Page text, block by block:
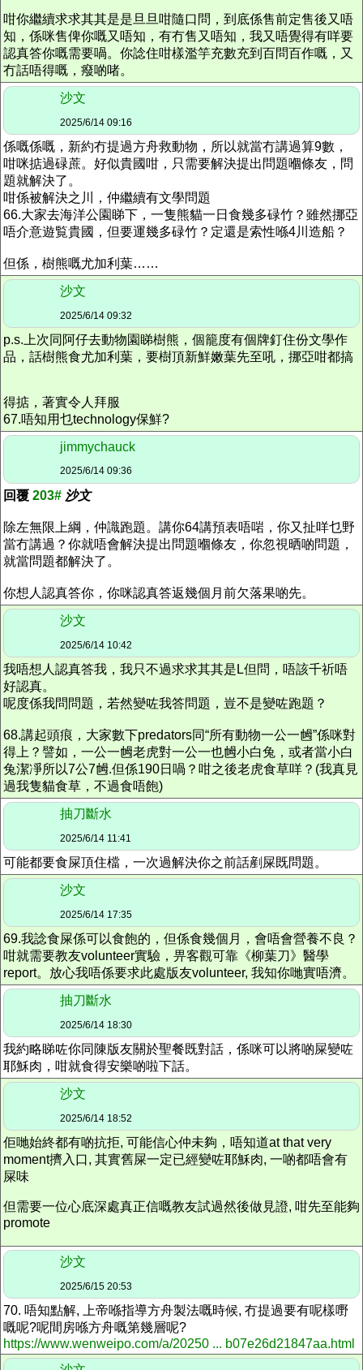
咁你繼續求求其其是是旦旦咁隨口問，到底係售前定售後又唔
知，係咪售俾你嘅又唔知，有冇售又唔知，我又唔覺得有咩要
認真答你嘅需要喎。你諗住咁樣濫竽充數充到百問百作嘅，又
冇話唔得嘅，癈啲啫。
沙文
2025/6/14 09:16
係嘅係嘅，新約冇提過方舟救動物，所以就當冇講過算9數，
咁咪掂過碌蔗。好似貴國咁，只需要解決提出問題嗰條友，問
題就解決了。
咁係被解決之川，仲繼續有文學問題
66.大家去海洋公園睇下，一隻熊貓一日食幾多碌竹 ？雖然挪亞
唔介意遊覧貴國，但要運幾多碌竹 ？定還是索性喺4川造船？
但係，樹熊嘅尤加利葉……
沙文
2025/6/14 09:32
p.s.上次同阿仔去動物園睇樹熊，個籠度有個牌釘住份文學作
品，話樹熊食尤加利葉，要樹頂新鮮嫩葉先至吼，挪亞咁都搞
得掂，著實令人拜服
67.唔知用乜technology保鮮?
jimmychauck
2025/6/14 09:36
回覆 203# 沙文
除左無限上綱，仲識跑題。講你64講預表唔啱，你又扯咩乜野
當冇講過？你就唔會解決提出問題嗰條友，你忽視晒啲問題，
就當問題都解決了。
你想人認真答你，你咪認真答返幾個月前欠落果啲先。
沙文
2025/6/14 10:42
我唔想人認真答我，我只不過求求其其是L但問，唔該千祈唔
好認真。
呢度係我問問題，若然變咗我答問題，豈不是變咗跑題？
68.講起頭痕，大家數下predators同“所有動物一公一乸”係咪對
得上？譬如，一公一乸老虎對一公一也乸小白兔，或者當小白
兔潔凈所以7公7乸.但係190日喎？咁之後老虎食草咩？(我真見
過我隻貓食草，不過食唔飽)
抽刀斷水
2025/6/14 11:41
可能都要食屎頂住檔，一次過解決你之前話剷屎既問題。
沙文
2025/6/14 17:35
69.我諗食屎係可以食飽的，但係食幾個月，會唔會營養不良？
咁就需要教友volunteer實驗，畀客觀可靠《柳葉刀》醫學
report。放心我唔係要求此處版友volunteer, 我知你哋實唔濟。
抽刀斷水
2025/6/14 18:30
我約略睇咗你同陳版友關於聖餐既對話，係咪可以將啲屎變咗
耶穌肉，咁就食得安樂啲啦下話。
沙文
2025/6/14 18:52
佢哋始終都有啲抗拒, 可能信心仲未夠，唔知道at that very
moment擠入口, 其實舊屎一定已經變咗耶穌肉, 一啲都唔會有
屎味
但需要一位心底深處真正信嘅教友試過然後做見證, 咁先至能夠
promote
沙文
2025/6/15 20:53
70. 唔知點解, 上帝喺指導方舟製法嘅時候, 冇提過要有呢樣嘢
嘅呢?呢間房喺方舟嘅第幾層呢?
https://www.wenweipo.com/a/20250 ... b07e26d21847aa.html